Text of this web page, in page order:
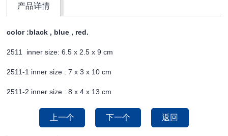
产品详情
color :black , blue , red.
2511 inner size: 6.5 x 2.5 x 9 cm
2511-1 inner size : 7 x 3 x 10 cm
2511-2 inner size : 8 x 4 x 13 cm
上一个 下一个 返回